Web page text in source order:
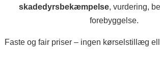
skadedyrsbekæmpelse, vurdering,
forebyggelse.
Faste og fair priser – ingen kørselstillæg